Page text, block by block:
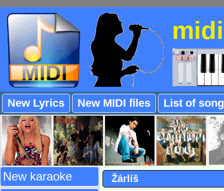
New Lyrics New MIDI files List of
New karaoke
Žárlíš